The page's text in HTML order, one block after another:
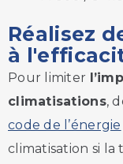
Réalisez
à
Pour limiter
climatisations,
code de l’énergie
climatisation si